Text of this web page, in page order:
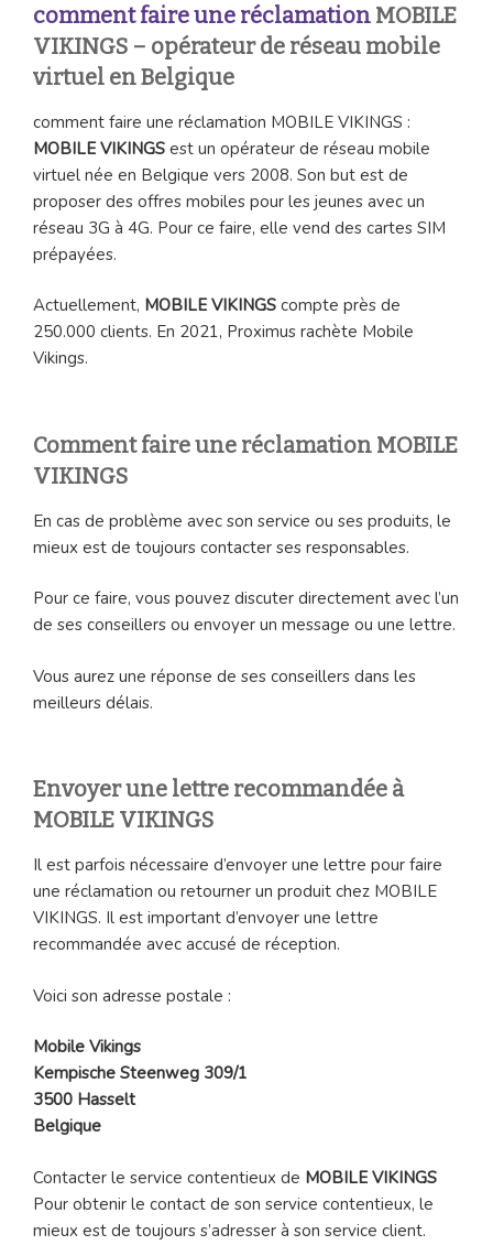
comment faire une réclamation MOBILE
VIKINGS – opérateur de réseau mobile
virtuel en Belgique
comment faire une réclamation MOBILE VIKINGS :
MOBILE VIKINGS est un opérateur de réseau mobile
virtuel née en Belgique vers 2008. Son but est de
proposer des offres mobiles pour les jeunes avec un
réseau 3G à 4G. Pour ce faire, elle vend des cartes SIM
prépayées.
Actuellement, MOBILE VIKINGS compte près de
250.000 clients. En 2021, Proximus rachète Mobile
Vikings.
Comment faire une réclamation MOBILE
VIKINGS
En cas de problème avec son service ou ses produits, le
mieux est de toujours contacter ses responsables.
Pour ce faire, vous pouvez discuter directement avec l’un
de ses conseillers ou envoyer un message ou une lettre.
Vous aurez une réponse de ses conseillers dans les
meilleurs délais.
Envoyer une lettre recommandée à
MOBILE VIKINGS
Il est parfois nécessaire d’envoyer une lettre pour faire
une réclamation ou retourner un produit chez MOBILE
VIKINGS. Il est important d’envoyer une lettre
recommandée avec accusé de réception.
Voici son adresse postale :
Mobile Vikings
Kempische Steenweg 309/1
3500 Hasselt
Belgique
Contacter le service contentieux de MOBILE VIKINGS
Pour obtenir le contact de son service contentieux, le
mieux est de toujours s’adresser à son service client.